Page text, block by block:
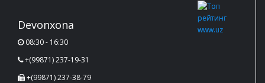
Devonxona
08:30 - 16:30
+(99871) 237-19-31
+(99871) 237-38-79